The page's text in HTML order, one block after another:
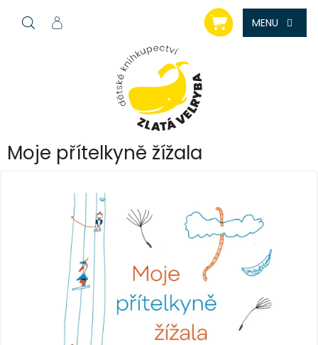
NÁKUPNÍ
KOŠÍK
Moje přítelkyně žížala